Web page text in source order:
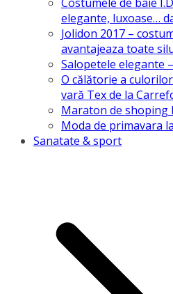
elegante, luxoase…
Jolidon 2017 –
avantajeaza toate
Salopetele elegante
O călătorie a
vară Tex de la
Maraton de shoping
Moda de primavara
Sanatate & sport